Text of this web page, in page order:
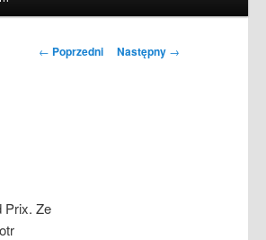
Nawigacja
← Poprzedni Następny →
Prix. Ze